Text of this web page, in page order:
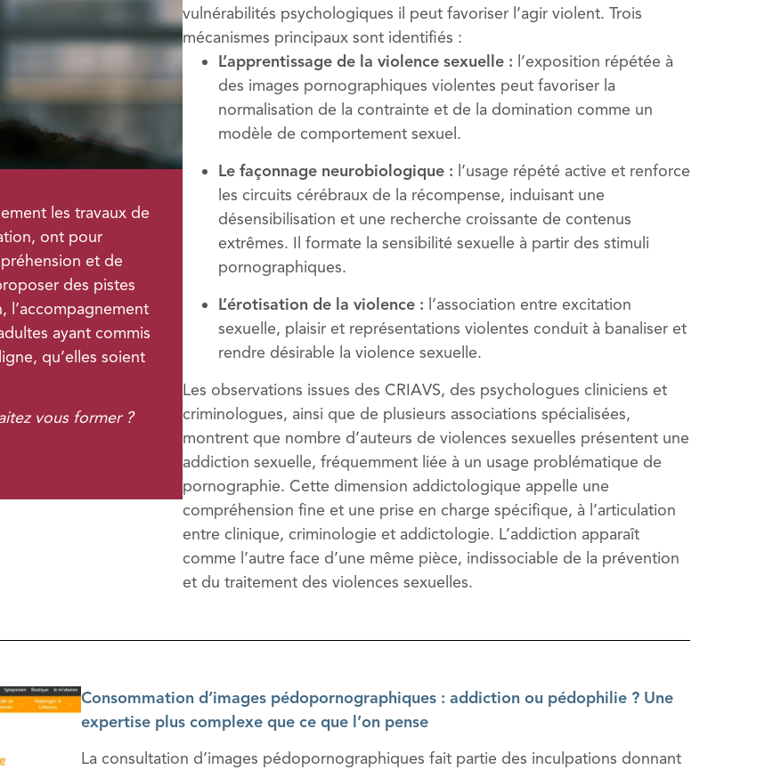
les travaux de
ont pour
et de
des pistes
l’accompagnement
ayant commis
qu’elles soient
vous former ?
vulnérabilités psychologiques il peut favoriser l’agir violent. Trois
mécanismes principaux sont identifiés :
L’apprentissage de la violence sexuelle : l’exposition répétée à
des images pornographiques violentes peut favoriser la
normalisation de la contrainte et de la domination comme un
modèle de comportement sexuel.
Le façonnage neurobiologique : l’usage répété active et renforce
les circuits cérébraux de la récompense, induisant une
désensibilisation et une recherche croissante de contenus
extrêmes. Il formate la sensibilité sexuelle à partir des stimuli
pornographiques.
L’érotisation de la violence : l’association entre excitation
sexuelle, plaisir et représentations violentes conduit à banaliser et
rendre désirable la violence sexuelle.
Les observations issues des CRIAVS, des psychologues cliniciens et
criminologues, ainsi que de plusieurs associations spécialisées,
montrent que nombre d’auteurs de violences sexuelles présentent une
addiction sexuelle, fréquemment liée à un usage problématique de
pornographie. Cette dimension addictologique appelle une
compréhension fine et une prise en charge spécifique, à l’articulation
entre clinique, criminologie et addictologie. L’addiction apparaît
comme l’autre face d’une même pièce, indissociable de la prévention
et du traitement des violences sexuelles.
Consommation d’images pédopornographiques : addiction ou pédophilie ? Une
expertise plus complexe que ce que l’on pense
La consultation d’images pédopornographiques fait partie des inculpations donnant